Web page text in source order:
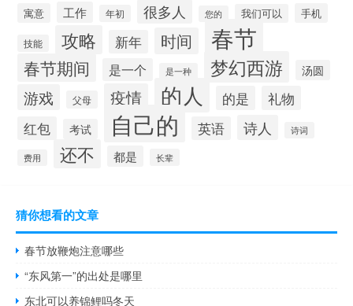
寓意 工作 年初 很多人 您的 我们可以 手机
技能 攻略 新年 时间 春节
春节期间 是一个 是一种 梦幻西游 汤圆
游戏 父母 疫情 的人 的是 礼物
红包 考试 自己的 英语 诗人 诗词
费用 还不 都是 长辈
猜你想看的文章
春节放鞭炮注意哪些
“东风第一”的出处是哪里
东北可以养锦鲤吗冬天